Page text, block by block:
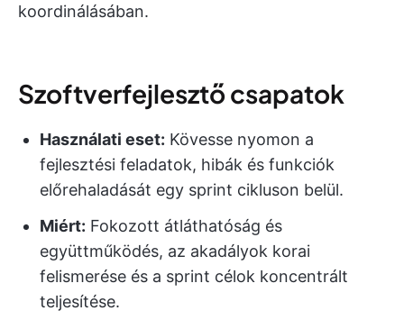
koordinálásában.
Szoftverfejlesztő csapatok
Használati eset: Kövesse nyomon a
fejlesztési feladatok, hibák és funkciók
előrehaladását egy sprint cikluson belül.
Miért: Fokozott átláthatóság és
együttműködés, az akadályok korai
felismerése és a sprint célok koncentrált
teljesítése.